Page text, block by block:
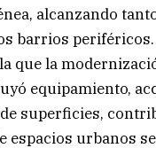
alcanzando
barrios periféricos.
que la
equipamiento,
superficies,
espacios urbanos